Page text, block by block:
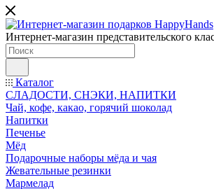
Интернет-магазин представительского
Каталог
СЛАДОСТИ, СНЭКИ, НАПИТКИ
Чай, кофе, какао, горячий шоколад
Напитки
Печенье
Мёд
Подарочные наборы мёда и чая
Жевательные резинки
Мармелад